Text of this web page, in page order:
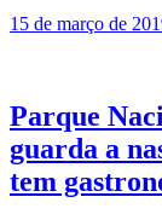
15 de março de
Parque
guarda a
tem